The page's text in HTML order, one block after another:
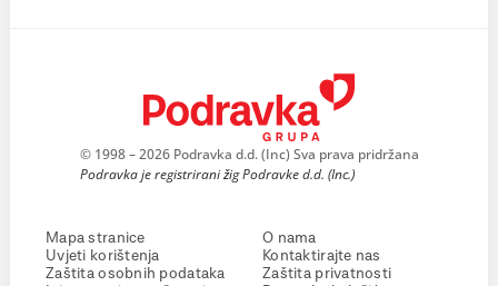
© 1998 – 2026 Podravka d.d. (Inc) Sva prava pridržana
Podravka je registrirani žig Podravke d.d. (Inc.)
Mapa stranice
Uvjeti korištenja
Zaštita osobnih podataka
O nama
Kontaktirajte nas
Zaštita privatnosti